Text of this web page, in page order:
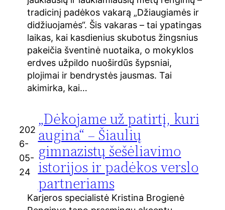
tradicinį padėkos vakarą „Džiaugiamės ir
didžiuojamės“. Šis vakaras – tai ypatingas
laikas, kai kasdienius skubotus žingsnius
pakeičia šventinė nuotaika, o mokyklos
erdves užpildo nuoširdūs šypsniai,
plojimai ir bendrystės jausmas. Tai
akimirka, kai…
202
6-
05-
24
„Dėkojame už patirtį, kuri
augina“ – Šiaulių
gimnazistų šešėliavimo
istorijos ir padėkos verslo
partneriams
Karjeros specialistė Kristina Brogienė